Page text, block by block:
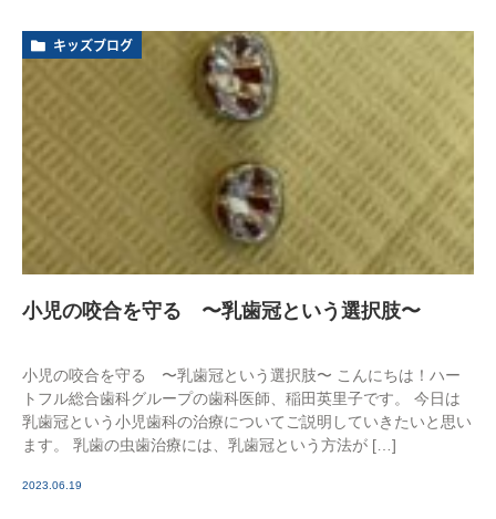
キッズブログ
小児の咬合を守る 〜乳歯冠という選択肢〜
小児の咬合を守る 〜乳歯冠という選択肢〜 こんにちは！ハー
トフル総合歯科グループの歯科医師、稲田英里子です。 今日は
乳歯冠という小児歯科の治療についてご説明していきたいと思い
ます。 乳歯の虫歯治療には、乳歯冠という方法が […]
2023.06.19